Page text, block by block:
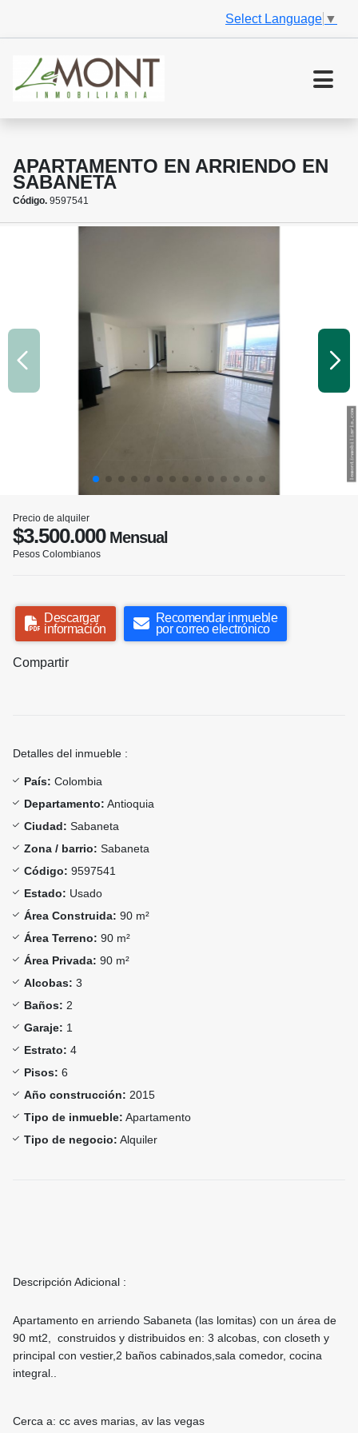
Select Language ▼
APARTAMENTO EN ARRIENDO EN
SABANETA
Código. 9597541
Precio de alquiler
$3.500.000Mensual
Pesos Colombianos
Descargar
información
Recomendar inmueble
por correo electrónico
Compartir
Detalles del inmueble :
País: Colombia
Departamento: Antioquia
Ciudad: Sabaneta
Zona / barrio: Sabaneta
Código: 9597541
Estado: Usado
Área Construida: 90 m²
Área Terreno: 90 m²
Área Privada: 90 m²
Alcobas: 3
Baños: 2
Garaje: 1
Estrato: 4
Pisos: 6
Año construcción: 2015
Tipo de inmueble: Apartamento
Tipo de negocio: Alquiler
Descripción Adicional :
Apartamento en arriendo Sabaneta (las lomitas) con un área de
90 mt2, construidos y distribuidos en: 3 alcobas, con closeth y
principal con vestier,2 baños cabinados,sala comedor, cocina
integral..
Cerca a: cc aves marias, av las vegas